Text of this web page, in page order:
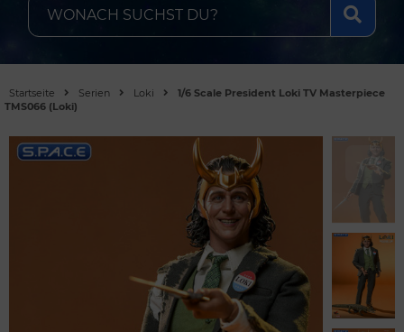
Startseite Serien Loki
1/6 Scale President Loki TV Masterpiece
TMS066 (Loki)